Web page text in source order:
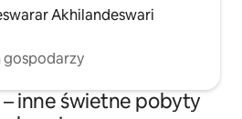
Akhilandeswari
gospodarzy
inne świetne pobyty